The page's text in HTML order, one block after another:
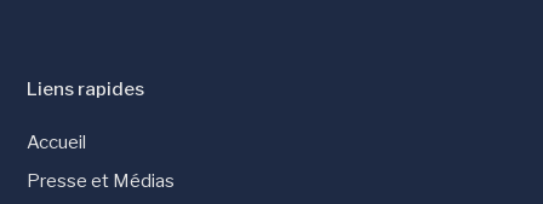
Liens rapides
Accueil
Presse et Médias